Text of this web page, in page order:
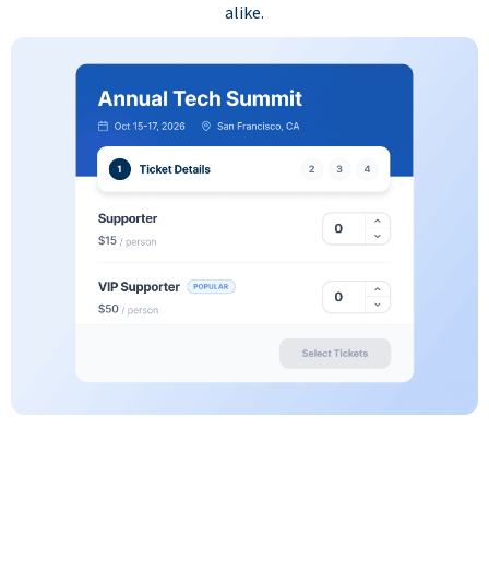
alike.